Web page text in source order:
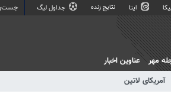
ایتا نتایج زنده جداول لیگ
آمریکای لاتین
مهر عناوین اخبار